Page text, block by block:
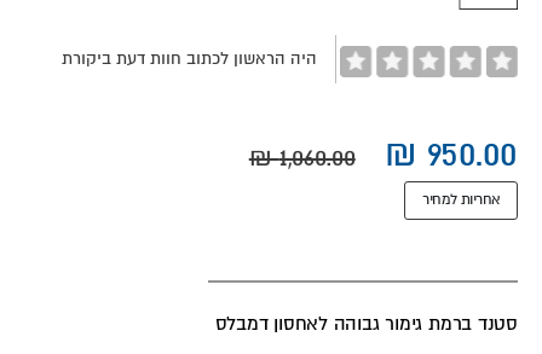
gallery
היה הראשון לכתוב חוות דעת ביקורת
‏1,060.00 ₪
אחריות למחיר
סטנד ברמת גימור גבוהה לאחסון דמבלס